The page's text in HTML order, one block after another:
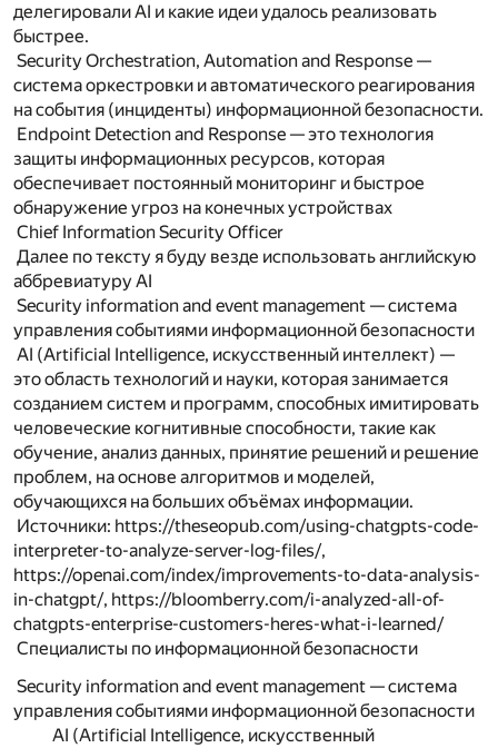
делегировали AI и какие идеи удалось реализовать
быстрее.
Security Orchestration, Automation and Response —
система оркестровки и автоматического реагирования
на события (инциденты) информационной безопасности.
Endpoint Detection and Response — это технология
защиты информационных ресурсов, которая
обеспечивает постоянный мониторинг и быстрое
обнаружение угроз на конечных устройствах
Chief Information Security Officer
Далее по тексту я буду везде использовать английскую
аббревиатуру AI
Security information and event management — система
управления событиями информационной безопасности
AI (Artificial Intelligence, искусственный интеллект) —
это область технологий и науки, которая занимается
созданием систем и программ, способных имитировать
человеческие когнитивные способности, такие как
обучение, анализ данных, принятие решений и решение
проблем, на основе алгоритмов и моделей,
обучающихся на больших объёмах информации.
Источники: https://theseopub.com/using-chatgpts-code-
interpreter-to-analyze-server-log-files/,
https://openai.com/index/improvements-to-data-analysis-
in-chatgpt/, https://bloomberry.com/i-analyzed-all-of-
chatgpts-enterprise-customers-heres-what-i-learned/
Специалисты по информационной безопасности
Security information and event management — система
управления событиями информационной безопасности
AI (Artificial Intelligence, искусственный